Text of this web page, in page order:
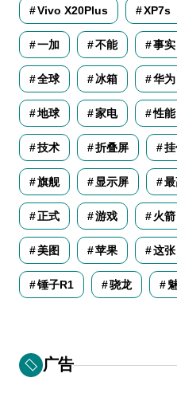
Vivo X20Plus XP7s
一加 不能 事实
全球 冰箱 华为
地球 家电 性能
技术 折叠屏
旗舰 显示屏
正式 游戏 火箭
美图 苹果 这张
锤子R1 骁龙
广告